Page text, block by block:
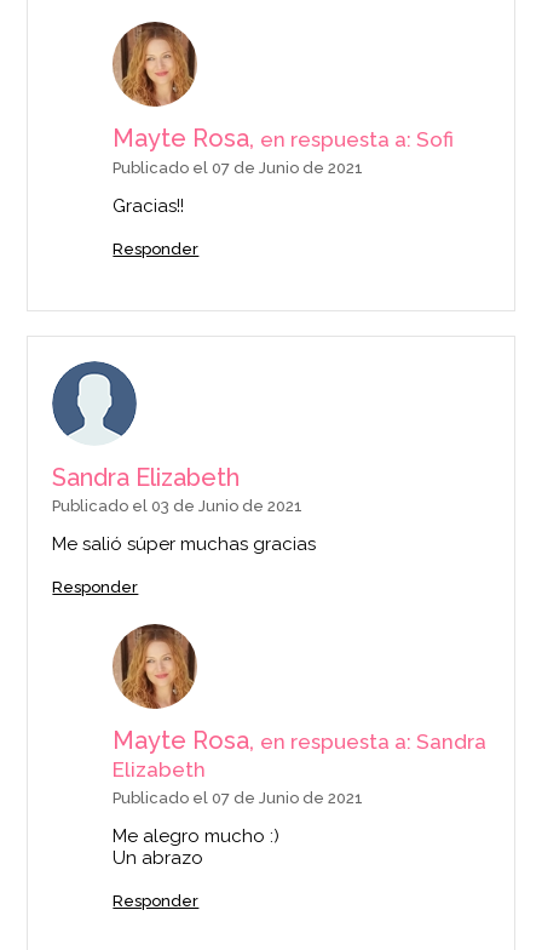
Mayte Rosa, en respuesta a: Sofi
Publicado el 07 de Junio de 2021
Gracias!!
Responder
Sandra Elizabeth
Publicado el 03 de Junio de 2021
Me salió súper muchas gracias
Responder
Mayte Rosa, en respuesta a: Sandra
Elizabeth
Publicado el 07 de Junio de 2021
Me alegro mucho :)
Un abrazo
Responder